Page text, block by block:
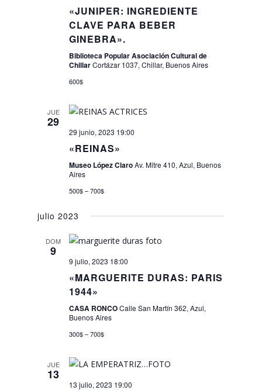
«JUNIPER: INGREDIENTE
CLAVE PARA BEBER
GINEBRA».
Biblioteca Popular Asociación Cultural de
ChillarCortázar 1037, Chillar, Buenos Aires
600$
JUE
29
29 junio, 2023 19:00
«REINAS»
Museo López ClaroAv. Mitre 410, Azul, Buenos
Aires
500$ – 700$
julio 2023
DOM
9
9 julio, 2023 18:00
«MARGUERITE DURAS: PARIS
1944»
CASA RONCOCalle San Martín 362, Azul,
Buenos Aires
300$ – 700$
JUE
13
13 julio, 2023 19:00